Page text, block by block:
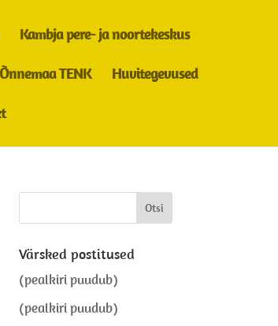
Kambja pere- ja noortekeskus
Õnnemaa TENK Huvitegevused
Värsked postitused
(pealkiri puudub)
(pealkiri puudub)